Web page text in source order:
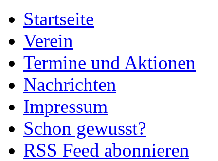
Startseite
Verein
Termine und Aktionen
Nachrichten
Impressum
Schon gewusst?
RSS Feed abonnieren